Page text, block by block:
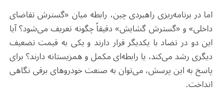
اما در برنامه‌ریزی راهبردی چین، رابطه میان «گسترش تقاضای
داخلی» و «گسترش گشایش» دقیقاً چگونه تعریف می‌شود؟ آیا
این دو در تضاد با یکدیگر قرار دارند و یکی به قیمت تضعیف
دیگری رشد می‌کند، یا رابطه‌ای مکمل و همزیستانه دارند؟ برای
پاسخ به این پرسش، می‌توان به صنعت خودروهایبرقینگاهی
انداخت.